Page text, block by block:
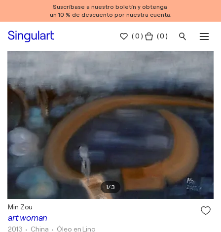
Suscríbase a nuestro boletín y obtenga
un 10 % de descuento por nuestra cuenta.
(0 ) ( 0 )
1/3
art woman
Min Zou
2013 • China • Óleo en Lino